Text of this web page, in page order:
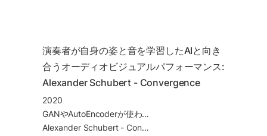
演奏者が自身の姿と音を学習したAIと向き
合うオーディオビジュアルパフォーマンス:
Alexander Schubert - Convergence
2020
GANやAutoEncoderが使われている。2021年のアルスエレクトロニカ Digital Musics & Sound Art 部門のゴールデンニカ(最優秀賞)。
Alexander Schubert - Convergence (2020)